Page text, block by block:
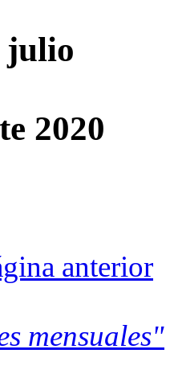
julio
2020
anterior
mensuales"